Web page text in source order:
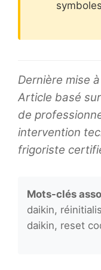
Dernière mise
Article basé
de
intervention
frigoriste
Mots-clés
daikin,
daikin, reset